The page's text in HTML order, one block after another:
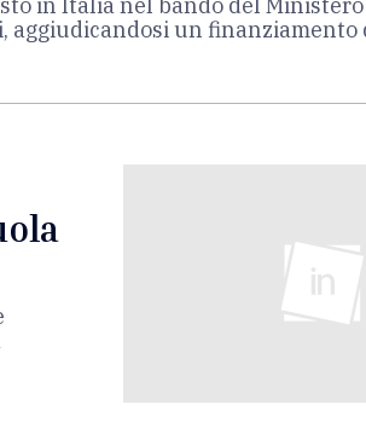
aggiudicandosi un finanziamento